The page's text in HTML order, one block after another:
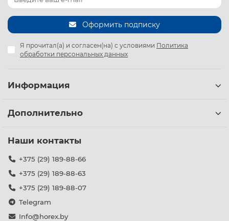
Оформить подписку
Я прочитал(а) и согласен(на) с условиями Политика
обработки персональных данных
Информация
Дополнительно
Наши контакты
+375 (29) 189-88-66
+375 (29) 189-88-63
+375 (29) 189-88-07
Telegram
Info@horex.by